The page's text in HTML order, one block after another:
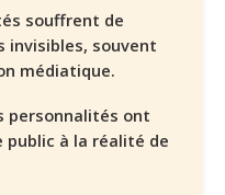
souffrent de
invisibles, souvent
médiatique.
personnalités ont
public à la réalité de